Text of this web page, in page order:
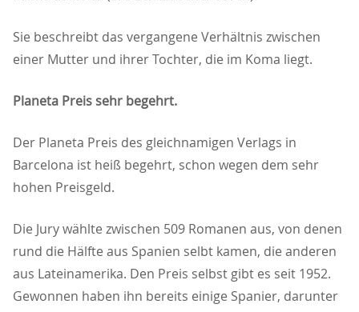
Sie beschreibt das vergangene Verhältnis zwischen
einer Mutter und ihrer Tochter, die im Koma liegt.
Planeta Preis sehr begehrt.
Der Planeta Preis des gleichnamigen Verlags in
Barcelona ist heiß begehrt, schon wegen dem sehr
hohen Preisgeld.
Die Jury wählte zwischen 509 Romanen aus, von denen
rund die Hälfte aus Spanien selbt kamen, die anderen
aus Lateinamerika. Den Preis selbst gibt es seit 1952.
Gewonnen haben ihn bereits einige Spanier, darunter